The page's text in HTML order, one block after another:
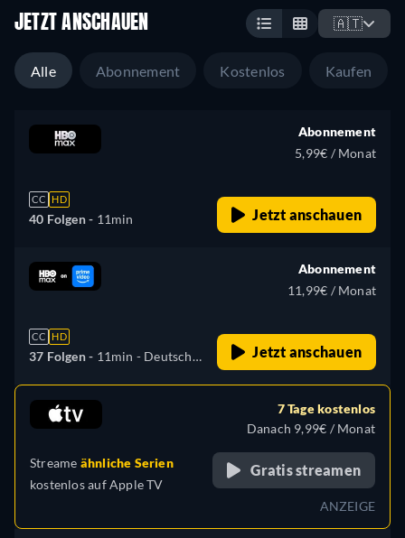
JETZT ANSCHAUEN 🇦🇹
Alle Abonnement Kostenlos Kaufen
CC HD
40 Folgen - 11min
Abonnement
5,99€ / Monat
Jetzt anschauen
CC HD
37 Folgen - 11min - Deutsch,
Finnisch, Französisch,
Italienisch, Niederländisch,
Abonnement
11,99€ / Monat
Jetzt anschauen
Streame ähnliche Serien
kostenlos aufApple TV
7 Tage kostenlos
Danach 9,99€ / Monat
Gratis streamen
ANZEIGE